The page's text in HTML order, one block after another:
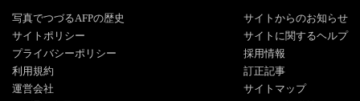
写真でつづるAFPの歴史
サイトポリシー
プライバシーポリシー
利用規約
運営会社
サイトからのお知らせ
サイトに関するヘルプ
採用情報
訂正記事
サイトマップ